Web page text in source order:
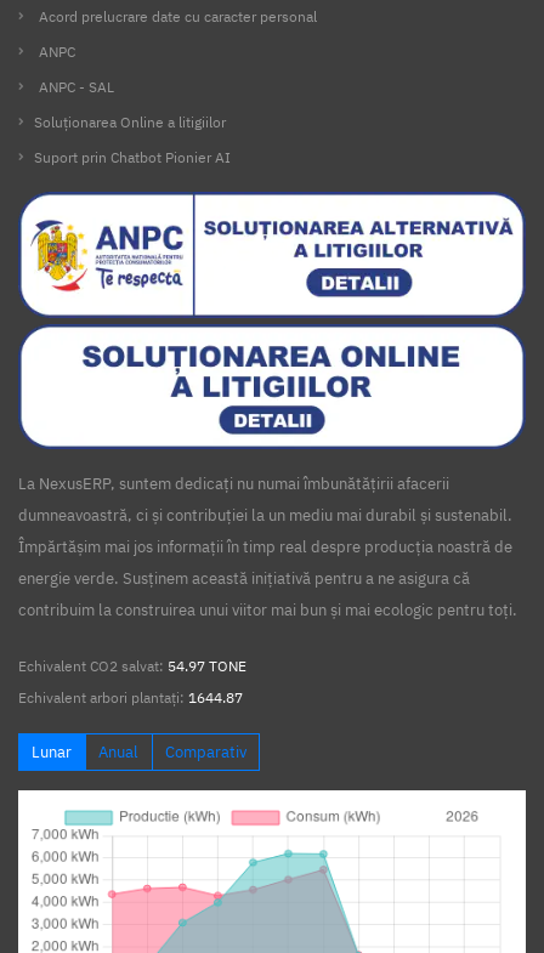
Acord prelucrare date cu caracter personal
ANPC
ANPC - SAL
Soluționarea Online a litigiilor
Suport prin Chatbot Pionier AI
La NexusERP, suntem dedicați nu numai îmbunătățirii afacerii
dumneavoastră, ci și contribuției la un mediu mai durabil și sustenabil.
Împărtășim mai jos informații în timp real despre producția noastră de
energie verde. Susținem această inițiativă pentru a ne asigura că
contribuim la construirea unui viitor mai bun și mai ecologic pentru toți.
Echivalent CO2 salvat: 54.97 TONE
Echivalent arbori plantați: 1644.87
Lunar Anual Comparativ